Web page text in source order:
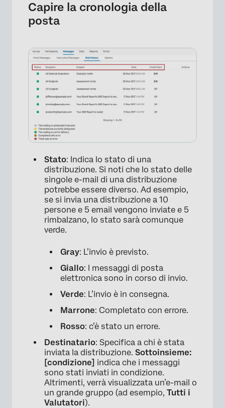
Capire la cronologia della
posta
Stato: Indica lo stato di una
distribuzione. Si noti che lo stato delle
singole e-mail di una distribuzione
potrebbe essere diverso. Ad esempio,
se si invia una distribuzione a 10
persone e 5 email vengono inviate e 5
rimbalzano, lo stato sarà comunque
verde.
Gray: L’invio è previsto.
Giallo: I messaggi di posta
elettronica sono in corso di invio.
Verde: L’invio è in consegna.
Marrone: Completato con errore.
Rosso: c’è stato un errore.
Destinatario: Specifica a chi è stata
inviata la distribuzione. Sottoinsieme:
[condizione] indica che i messaggi
sono stati inviati in condizione.
Altrimenti, verrà visualizzata un’e-mail o
un grande gruppo (ad esempio, Tutti i
Valutatori).